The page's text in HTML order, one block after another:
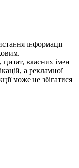
iнформацiї
цитат, власних імен
а рекламної
може не збiгатися